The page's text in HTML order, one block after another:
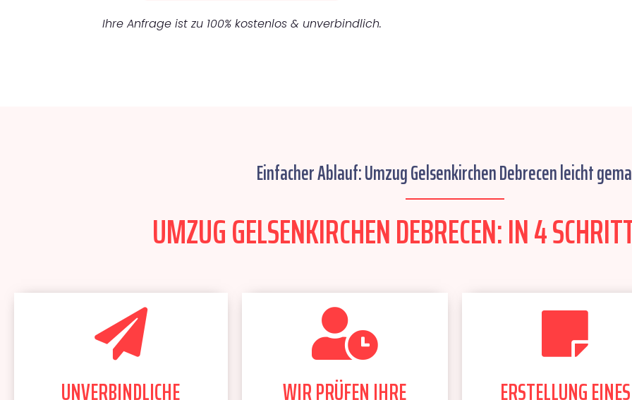
Ihre Anfrage ist zu 100% kostenlos & unverbindlich.
Einfacher Ablauf: Umzug Gelsenkirchen Debrecen leicht
UMZUG GELSENKIRCHEN DEBRECEN: IN 4
UNVERBINDLICHE WIR PRÜFEN IHRE ERSTELLUNG EINES